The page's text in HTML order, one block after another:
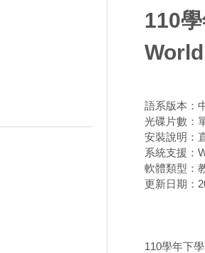
110
語系版本：
光碟片數：
安裝說明：
系統支援：
軟體類型：
更新日期：
110學年下